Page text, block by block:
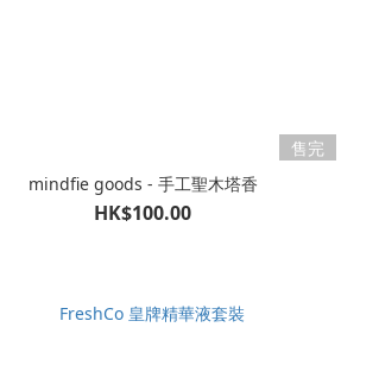
售完
mindfie goods - 手工聖木塔香
HK$100.00